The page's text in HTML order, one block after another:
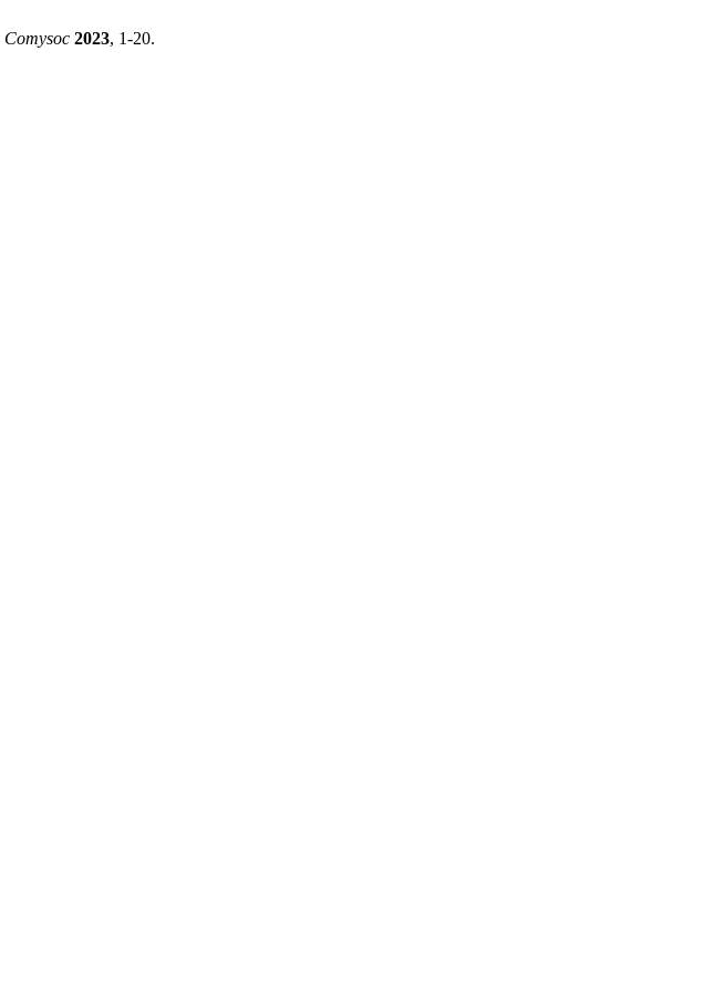
Comysoc 2023, 1-20.